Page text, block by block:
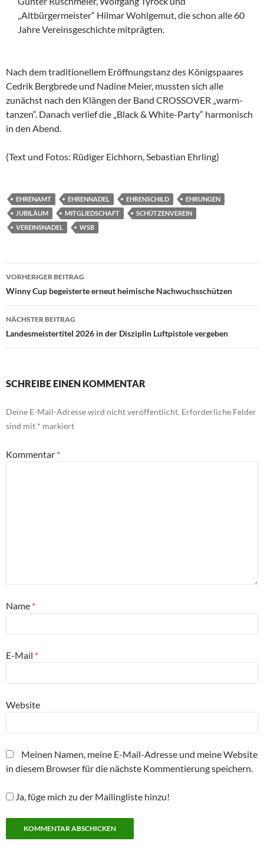
„Altbürgermeister“ Hilmar Wohlgemut, die schon alle 60
Jahre Vereinsgeschichte mitprägten.
Nach dem traditionellem Eröffnungstanz des Königspaares
Cedrik Bergbrede und Nadine Meier, mussten sich alle
zunächst nach den Klängen der Band CROSSOVER „warm-
tanzen“. Danach verlief die „Black & White-Party“ harmonisch
in den Abend.
(Text und Fotos: Rüdiger Eichhorn, Sebastian Ehrling)
EHRENAMT EHRENNADEL EHRENSCHILD
EHRUNGEN
JUBILÄUM
MITGLIEDSCHAFT
SCHÜTZENVEREIN
VEREINSNADEL
WSB
Beitrags-
Navigation
VORHERIGER BEITRAG
Winny Cup begeisterte erneut heimische Nachwuchsschützen
NÄCHSTER BEITRAG
Landesmeistertitel 2026 in der Disziplin Luftpistole vergeben
SCHREIBE EINEN KOMMENTAR
Deine E-Mail-Adresse wird nicht veröffentlicht. Erforderliche Felder
sind mit * markiert
Kommentar *
Name *
E-Mail *
Website
Meinen Namen, meine E-Mail-Adresse und meine Website
in diesem Browser für die nächste Kommentierung speichern.
Ja, füge mich zu der Mailingliste hinzu!